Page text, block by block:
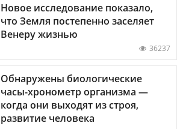
Новое исследование показало,
что Земля постепенно заселяет
Венеру жизнью
36237
Обнаружены биологические
часы-хронометр организма —
когда они выходят из строя,
развитие человека